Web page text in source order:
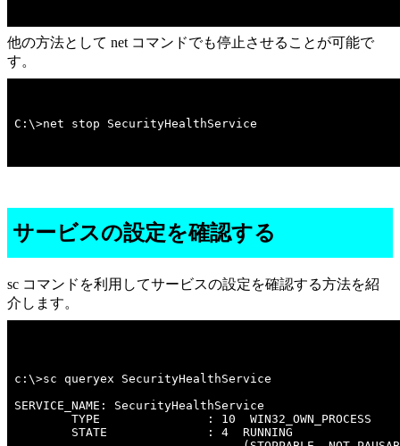
他の方法として net コマンドでも停止させることが可能で
す。
C:\>net stop SecurityHealthService
サービスの設定を確認する
sc コマンドを利用してサービスの設定を確認する方法を紹
介します。
c:\>sc queryex SecurityHealthService
SERVICE_NAME: SecurityHealthService
        TYPE               : 10  WIN32_OWN_PROCESS
        STATE              : 4  RUNNING